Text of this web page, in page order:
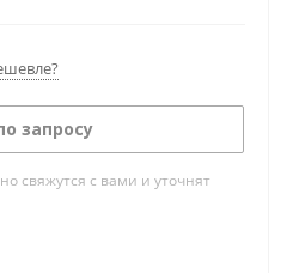
запросу
свяжутся с вами и уточнят